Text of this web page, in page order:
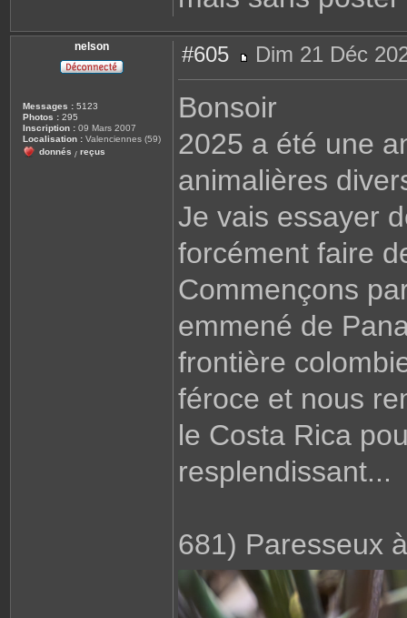
nelson
Messages : 5123
Photos : 295
Inscription : 09 Mars 2007
Localisation : Valenciennes (59)
donnés / reçus
#605
e
Dim 21 Déc
Bonsoir
2025 a été une
animalières
Je vais essayer
forcément faire
Commençons
emmené de
frontière
féroce et nous
le Costa Rica
resplendissant...
681) Paresseux